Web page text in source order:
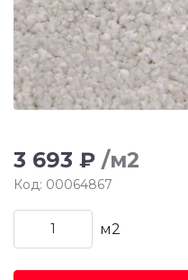
3 693 ₽ /м2
Код: 00064867
м2